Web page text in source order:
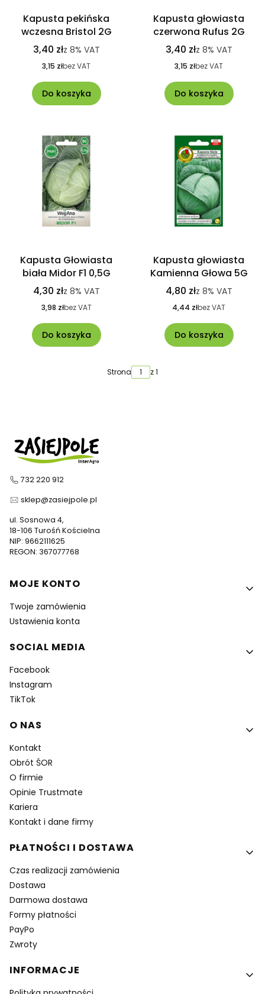
Kapusta pekińska
wczesna Bristol 2G
3,40 złz 8% VAT
3,15 złbez VAT
Do koszyka
Kapusta głowiasta
czerwona Rufus 2G
3,40 złz 8% VAT
3,15 złbez VAT
Do koszyka
Kapusta Głowiasta
biała Midor F1 0,5G
4,30 złz 8% VAT
3,98 złbez VAT
Do koszyka
Kapusta głowiasta
Kamienna Głowa 5G
4,80 złz 8% VAT
4,44 złbez VAT
Do koszyka
Strona z 1
732 220 912
sklep@zasiejpole.pl
ul. Sosnowa 4,
18-106 Turośń Kościelna
NIP: 9662111625
REGON: 367077768
Linki w stopce
MOJE KONTO
Twoje zamówienia
Ustawienia konta
SOCIAL MEDIA
Facebook
Instagram
TikTok
O NAS
Kontakt
Obrót ŚOR
O firmie
Opinie Trustmate
Kariera
Kontakt i dane firmy
PŁATNOŚCI I DOSTAWA
Czas realizacji zamówienia
Dostawa
Darmowa dostawa
Formy płatności
PayPo
Zwroty
INFORMACJE